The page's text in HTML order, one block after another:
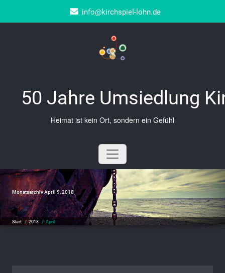
springen
info@kirchspiel-lohn.de
50 Jahre Umsiedlung
Heimat ist kein Ort, sondern ein Gefühl
Monatsarchiv April 9, 2018
Start/ 2018 / April